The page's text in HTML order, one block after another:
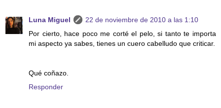
Luna Miguel
22 de noviembre de 2010 a las 1:10
Por cierto, hace poco me corté el pelo, si tanto te importa
mi aspecto ya sabes, tienes un cuero cabelludo que criticar.
Qué coñazo.
Responder